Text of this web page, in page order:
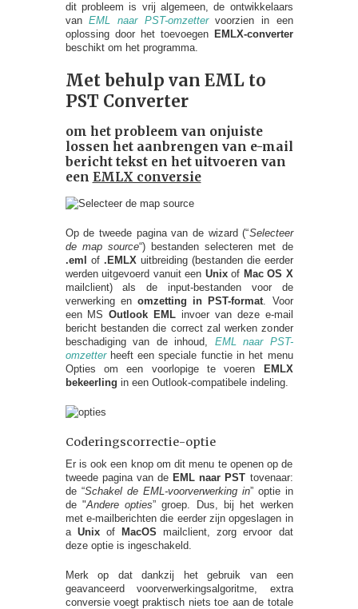
dit probleem is vrij algemeen, de ontwikkelaars
vanEML naar PST-omzettervoorzien in een
oplossing door het toevoegen EMLX-converter
beschikt om het programma.
Met behulp van EML to
PST Converter
om het probleem van onjuiste
lossen het aanbrengen van e-mail
bericht tekst en het uitvoeren van
een EMLX conversie
Op de tweede pagina van de wizard (“Selecteer
de map source“) bestanden selecteren met de
.eml
of .EMLXuitbreiding (bestanden die eerder
werden uitgevoerd vanuit een Unixof Mac OS X
mailclient) als de input-bestanden voor de
verwerking en omzetting in PST-format. Voor
een MSOutlook EML invoer van deze e-mail
bericht bestanden die correct zal werken zonder
beschadiging van de inhoud, EML naar PST-
omzetterheeft een speciale functie in het menu
Opties om een ​​voorlopige te voeren
EMLX
bekeerling in een Outlook-compatibele indeling.
Coderingscorrectie-optie
Er is ook een knop om dit menu te openen op de
tweede pagina van de EML naar PST tovenaar:
de “Schakel de EML-voorverwerking in” optie in
de "Andere opties” groep. Dus, bij het werken
met e-mailberichten die eerder zijn opgeslagen in
a Unixof MacOS mailclient, zorg ervoor dat
deze optie is ingeschakeld.
Merk op dat dankzij het gebruik van een
geavanceerd voorverwerkingsalgoritme, extra
conversie voegt praktisch niets toe aan de totale